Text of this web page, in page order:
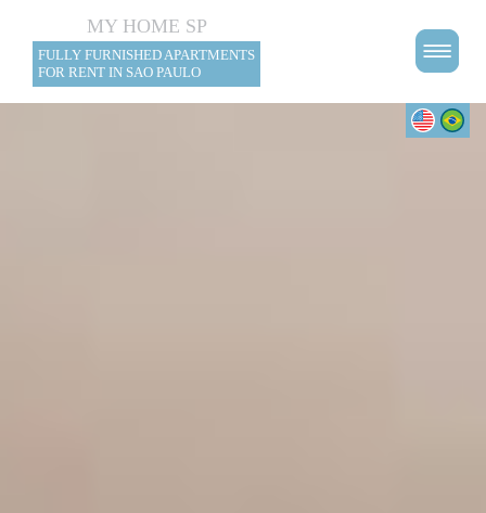
MY HOME SP
FULLY FURNISHED APARTMENTS
FOR RENT IN SAO PAULO